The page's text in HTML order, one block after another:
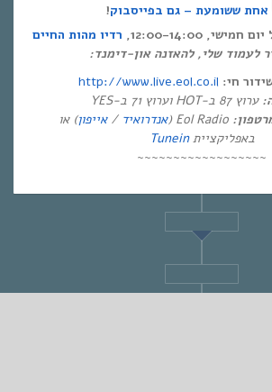
אחת ששומעת – גם בפייסבוק!
12:00-14:00,
רדיו מהות החיים
לעמוד שלי, להאזנה און-דימנד:
חי: http://www.live.eol.co.il
ערוץ 87 ב-HOT וערוץ 71 ב-YES
Eol Radio ( אנדרואיד /אייפון) או
באפליקצייתTunein
~~~~~~~~~~~~~~~~~~